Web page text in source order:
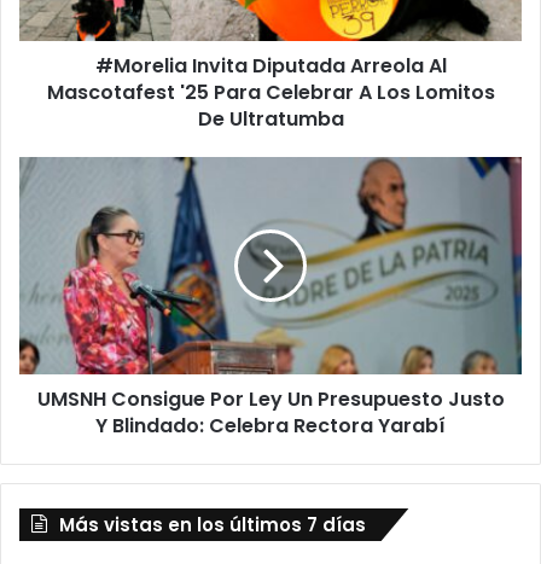
Para
Celebrar
Ultratumba
#Morelia Invita Diputada Arreola Al
Mascotafest '25 Para Celebrar A Los Lomitos
De Ultratumba
UMSNH
Consigue
Presupuesto
Justo
Y
Blindado:
Celebra
UMSNH Consigue Por Ley Un Presupuesto Justo
Y Blindado: Celebra Rectora Yarabí
Más vistas en los últimos 7 días